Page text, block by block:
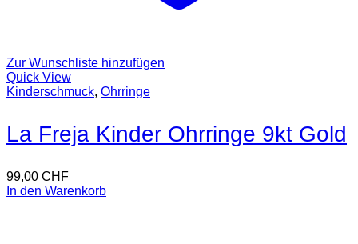
Zur Wunschliste hinzufügen
Quick View
Kinderschmuck, Ohrringe
La Freja Kinder Ohrringe 9kt Gold
99,00 CHF
In den Warenkorb